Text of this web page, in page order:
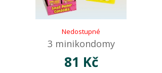
Nedostupné
3 minikondomy
81 Kč